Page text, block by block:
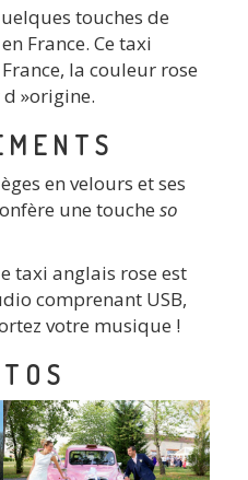
touches de
France. Ce taxi
la couleur rose
»origine.
en velours et ses
une touche so
taxi anglais rose est
comprenant USB,
votre musique !